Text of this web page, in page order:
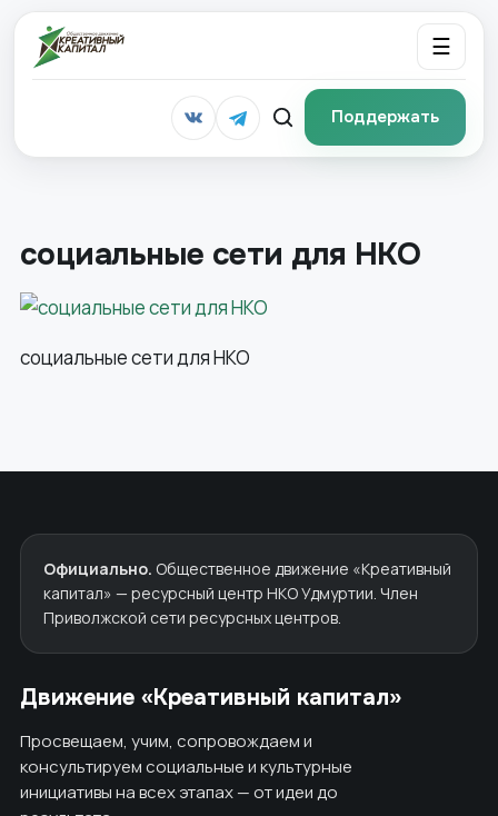
☰
Поддержать
социальные сети для НКО
социальные сети для НКО
Официально. Общественное движение «Креативный
капитал» — ресурсный центр НКО Удмуртии. Член
Приволжской сети ресурсных центров.
Движение «Креативный капитал»
Просвещаем, учим, сопровождаем и
консультируем социальные и культурные
инициативы на всех этапах — от идеи до